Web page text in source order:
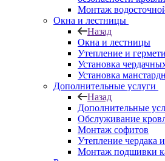
Монтаж
Окна и лестницы
Назад
Окна и лестницы
Утепление и
Установка
Установка
Дополнительные услуги
Назад
Дополнительные
Обслуживание
Монтаж софитов
Утепление чердака
Монтаж подшивки